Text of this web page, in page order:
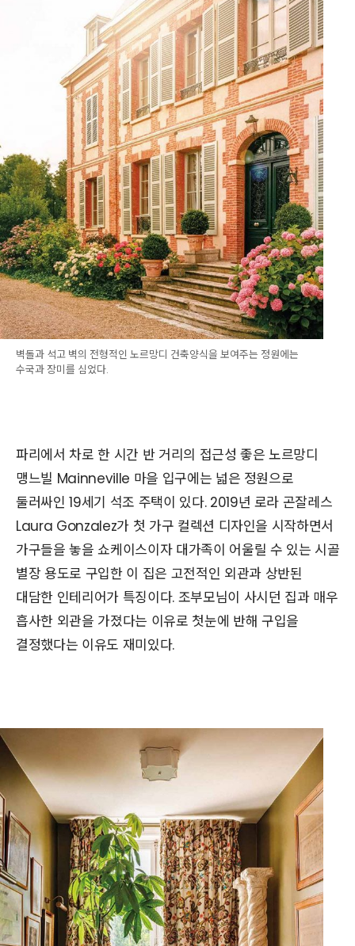
벽돌과 석고 벽의 전형적인 노르망디 건축양식을 보여주는 정원에는
수국과 장미를 심었다.
파리에서 차로 한 시간 반 거리의 접근성 좋은 노르망디
맹느빌 Mainneville 마을 입구에는 넓은 정원으로
둘러싸인 19세기 석조 주택이 있다. 2019년 로라 곤잘레스
Laura Gonzalez가 첫 가구 컬렉션 디자인을 시작하면서
가구들을 놓을 쇼케이스이자 대가족이 어울릴 수 있는 시골
별장 용도로 구입한 이 집은 고전적인 외관과 상반된
대담한 인테리어가 특징이다. 조부모님이 사시던 집과 매우
흡사한 외관을 가졌다는 이유로 첫눈에 반해 구입을
결정했다는 이유도 재미있다.